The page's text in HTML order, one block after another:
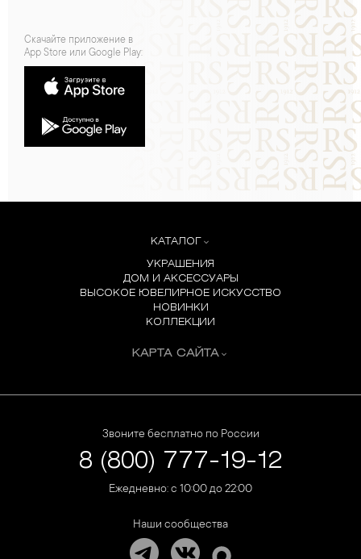
Скачайте приложение в
App Store или Google Play:
КАТАЛОГ
УКРАШЕНИЯ
ДОМ И АКСЕССУАРЫ
ВЫСОКОЕ ЮВЕЛИРНОЕ ИСКУССТВО
НОВИНКИ
КОЛЛЕКЦИИ
КАРТА САЙТА
Звоните бесплатно по России
8 (800) 777-19-12
Ежедневно: с 10:00 до 22:00
Наши сообщества